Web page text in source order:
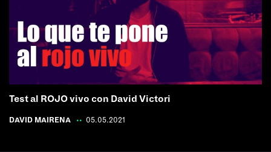
Test al ROJO vivo con David Victori
DAVID MAIRENA 05.05.2021